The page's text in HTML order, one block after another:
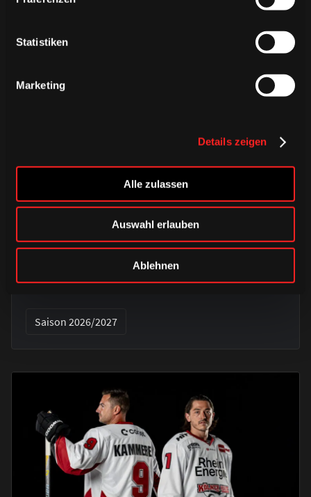
Statistiken
Marketing
Details zeigen
Alle zulassen
Auswahl erlauben
Ablehnen
DONNERSTAG, 06. AUGUST 2026
Alle Infos zum öffentlichen
Trainingsauftakt am Sonntag im
Haie-Zentrum
Saison 2026/2027